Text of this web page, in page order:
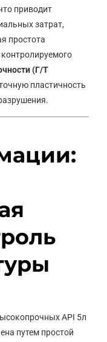
приводит
затрат,
простота
контролируемого
(Г/Т
пластичность
API 5л
путем простой